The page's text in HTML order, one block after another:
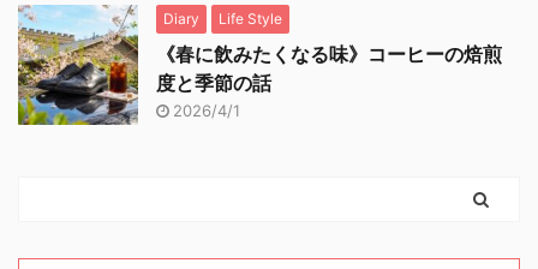
Diary Life Style
《春に飲みたくなる味》コーヒーの焙煎
度と季節の話
2026/4/1